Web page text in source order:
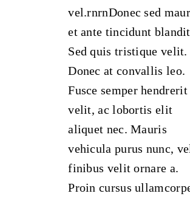
vel.rnrnDonec sed
et ante tincidunt
Sed quis tristique velit.
Donec at convallis leo.
Fusce semper hendrerit
velit, ac lobortis elit
aliquet nec. Mauris
vehicula purus nunc,
finibus velit ornare a.
Proin cursus